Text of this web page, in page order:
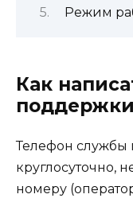
Режим
Как
Телефон службы
круглосуточно,
номеру